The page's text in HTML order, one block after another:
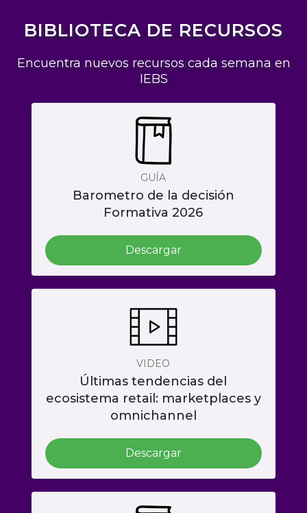
BIBLIOTECA DE RECURSOS
Encuentra nuevos recursos cada semana en
IEBS
GUÍA
Barometro de la decisión
Formativa 2026
Descargar
VIDEO
Últimas tendencias del
ecosistema retail: marketplaces y
omnichannel
Descargar